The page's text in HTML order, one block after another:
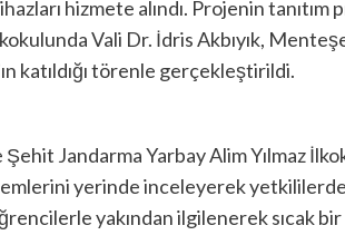
hizmete alındı. Projenin
Vali Dr. İdris Akbıyık,
katıldığı törenle gerçekleştirildi.
Jandarma Yarbay Alim Yılmaz
yerinde inceleyerek
yakından ilgilenerek sıcak